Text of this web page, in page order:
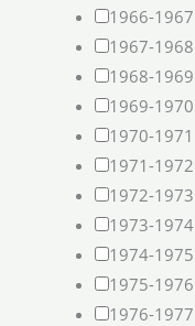
1966-1967
1967-1968
1968-1969
1969-1970
1970-1971
1971-1972
1972-1973
1973-1974
1974-1975
1975-1976
1976-1977